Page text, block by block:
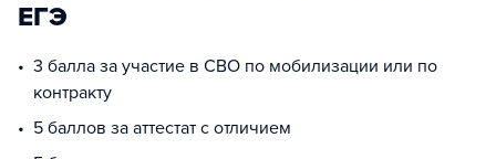
ЕГЭ
3 балла за участие в СВО по мобилизации или по
контракту
5 баллов за аттестат с отличием